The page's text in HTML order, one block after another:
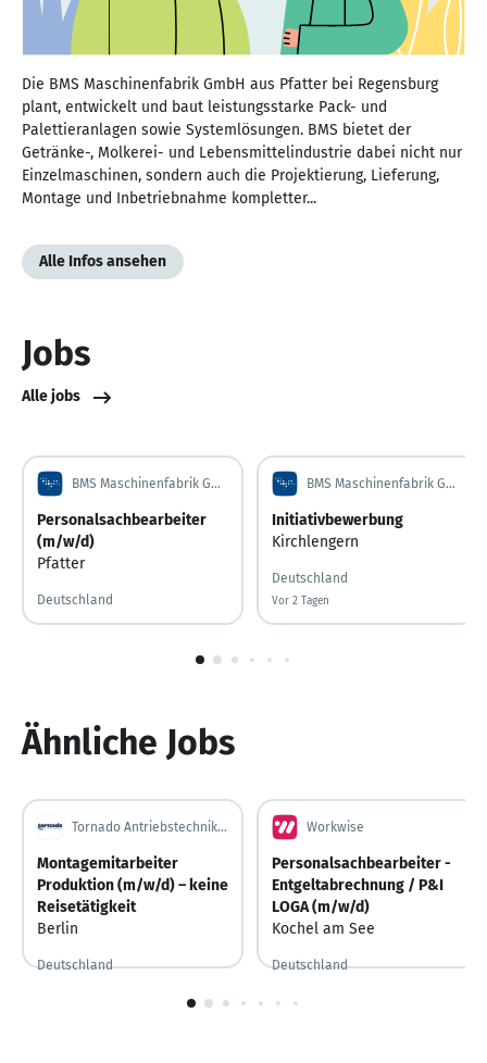
Die BMS Maschinenfabrik GmbH aus Pfatter bei Regensburg
plant, entwickelt und baut leistungsstarke Pack- und
Palettieranlagen sowie Systemlösungen. BMS bietet der
Getränke-, Molkerei- und Lebensmittelindustrie dabei nicht nur
Einzelmaschinen, sondern auch die Projektierung, Lieferung,
Montage und Inbetriebnahme kompletter...
Alle Infos ansehen
Jobs
Alle jobs
BMS Maschinenfabrik GmbH
Personalsachbearbeiter
(m/w/d)
Pfatter
Deutschland
BMS Maschinenfabrik GmbH
Initiativbewerbung
Kirchlengern
Deutschland
Vor 2 Tagen
Vor 2 Tagen veröffentlicht
Ähnliche Jobs
Tornado Antriebstechnik GmbH
Montagemitarbeiter
Produktion (m/w/d) – keine
Reisetätigkeit
Berlin
Deutschland
Workwise
Personalsachbearbeiter -
Entgeltabrechnung / P&I
LOGA (m/w/d)
Kochel am See
Deutschland
1